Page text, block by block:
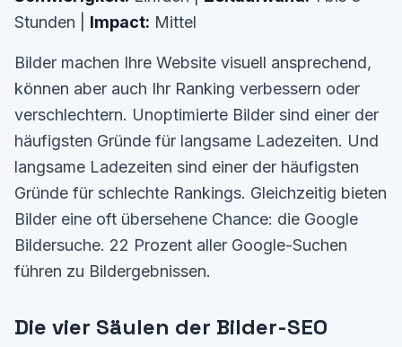
Stunden | Impact: Mittel
Bilder machen Ihre Website visuell ansprechend,
können aber auch Ihr Ranking verbessern oder
verschlechtern. Unoptimierte Bilder sind einer der
häufigsten Gründe für langsame Ladezeiten. Und
langsame Ladezeiten sind einer der häufigsten
Gründe für schlechte Rankings. Gleichzeitig bieten
Bilder eine oft übersehene Chance: die Google
Bildersuche. 22 Prozent aller Google-Suchen
führen zu Bildergebnissen.
Die vier Säulen der Bilder-SEO